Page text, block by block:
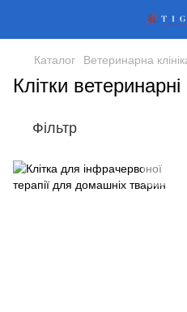
Каталог Ветеринарна
Клітки ветеринарні
Фільтр